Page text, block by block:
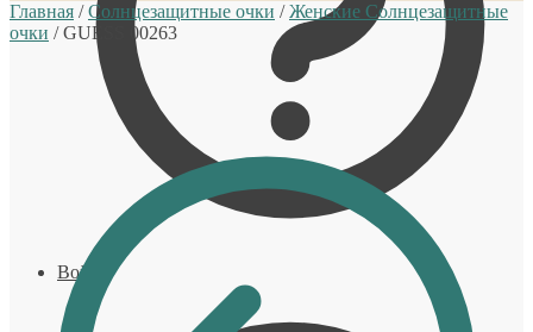
Войти
Главная /Солнцезащитные очки /Женские Солнцезащитные
очки /GUESS 00263